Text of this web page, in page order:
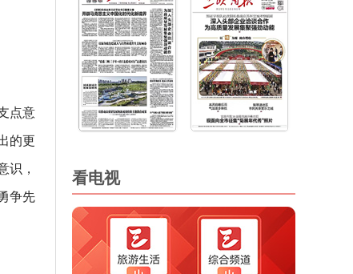
点意
的更
识，
争先
看电视